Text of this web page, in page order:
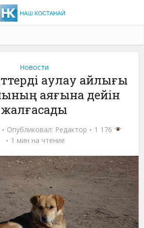
Новости
аулау айлығы
аяғына дейін
жалғасады
Опубликовал: Редактор
1 176
1 мин на чтение